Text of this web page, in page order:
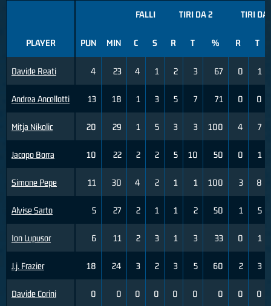
PLAYER
Davide Reati
Andrea Ancellotti
Mitja Nikolic
Jacopo Borra
Simone Pepe
Alvise Sarto
Ion Lupusor
J.j. Frazier
Davide Corini
FALLI TIRI DA 2 TIRI DA
PUN MIN C S R T % R T
4 23 4 1 2 3 67 0 1
13 18 1 3 5 7 71 0 0
20 29 1 5 3 3 100 4 7
10 22 2 2 5 10 50 0 1
11 30 4 2 1 1 100 3 8
5 27 2 1 1 2 50 1 5
6 11 2 3 1 3 33 0 1
18 24 3 2 3 5 60 2 3
0 0 0 0 0 0 0 0 0